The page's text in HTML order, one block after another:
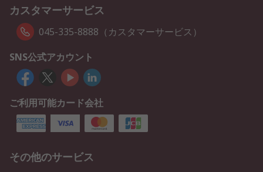
カスタマーサービス
045-335-8888（カスタマーサービス）
SNS公式アカウント
ご利用可能カード会社
その他のサービス